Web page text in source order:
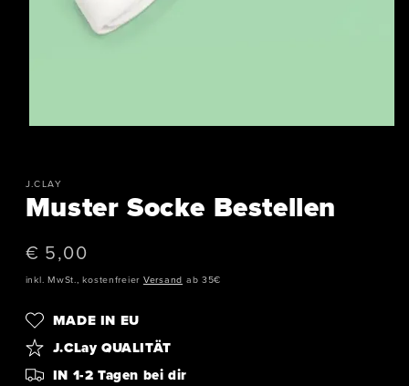
J.CLAY
Muster Socke Bestellen
Normaler
Preis
€ 5,00
inkl. MwSt., kostenfreier Versand ab 35€
MADE IN EU
J.CLay QUALITÄT
IN 1-2 Tagen bei dir